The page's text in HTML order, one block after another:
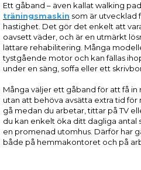
Ett gåband – även kallat walking
träningsmaskin som är utvecklad
hastighet. Det gör det enkelt att
oavsett väder, och är en utmärkt
lättare rehabilitering. Många
tystgående motor och kan fällas
under en säng, soffa eller ett
Många väljer ett gåband för att få
utan att behöva avsätta extra tid
gå medan du arbetar, tittar på TV
du kan enkelt öka ditt dagliga antal
en promenad utomhus. Därför har
både på hemmakontoret och på